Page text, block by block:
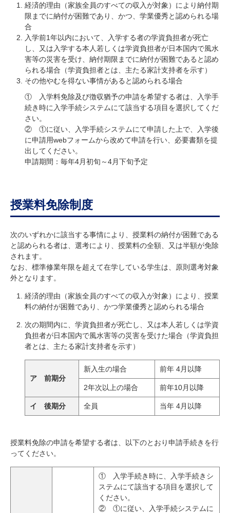
経済的理由（家族全員のすべての収入が対象）により納付期
限までに納付が困難であり、かつ、学業優秀と認められる場
合
入学前1年以内において、入学する者の学資負担者が死亡
し、又は入学する本人若しくは学資負担者が日本国内で風水
害等の災害を受け、納付期限までに納付が困難であると認め
られる場合（学資負担者とは、主たる家計支持者を示す）
その他やむを得ない事情があると認められる場合
① 入学料免除及び徴収猶予の申請を希望する者は、入学手
続き時に入学手続システムにて該当する項目を選択してくだ
さい。
② ①に従い、入学手続システムにて申請した上で、入学後
に申請用webフォームから改めて申請を行い、必要書類を提
出してください。
申請期間：毎年4月初旬～4月下旬予定
授業料免除制度
次のいずれかに該当する事情により、授業料の納付が困難である
と認められる者は、選考により、授業料の全額、又は半額が免除
されます。
なお、標準修業年限を超えて在学している学生は、原則選考対象
外となります。
経済的理由（家族全員のすべての収入が対象）により、授業
料の納付が困難であり、かつ学業優秀と認められる場合
次の期間内に、学資負担者が死亡し、又は本人若しくは学資
負担者が日本国内で風水害等の災害を受けた場合（学資負担
者とは、主たる家計支持者を示す）
ア 前期分
新入生の場合 前年 4月以降
2年次以上の場合 前年10月以降
イ 後期分 全員 当年 4月以降
授業料免除の申請を希望する者は、以下のとおり申請手続きを行
ってください。
① 入学手続き時に、入学手続きシ
ステムにて該当する項目を選択して
ください。
② ①に従い、入学手続システムに